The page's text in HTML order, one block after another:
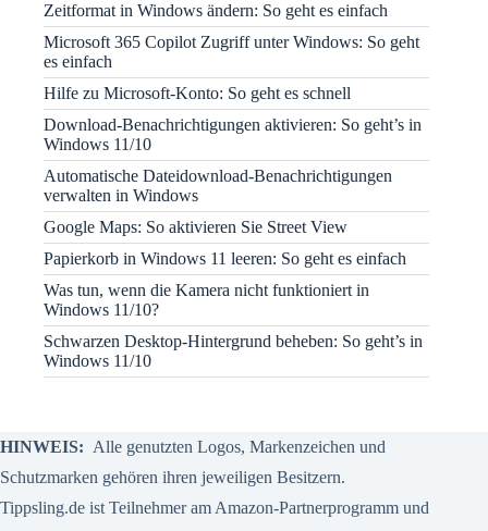
Zeitformat in Windows ändern: So geht es einfach
Microsoft 365 Copilot Zugriff unter Windows: So geht
es einfach
Hilfe zu Microsoft-Konto: So geht es schnell
Download-Benachrichtigungen aktivieren: So geht’s in
Windows 11/10
Automatische Dateidownload-Benachrichtigungen
verwalten in Windows
Google Maps: So aktivieren Sie Street View
Papierkorb in Windows 11 leeren: So geht es einfach
Was tun, wenn die Kamera nicht funktioniert in
Windows 11/10?
Schwarzen Desktop-Hintergrund beheben: So geht’s in
Windows 11/10
HINWEIS: Alle genutzten Logos, Markenzeichen und
Schutzmarken gehören ihren jeweiligen Besitzern.
Tippsling.de ist Teilnehmer am Amazon-Partnerprogramm und